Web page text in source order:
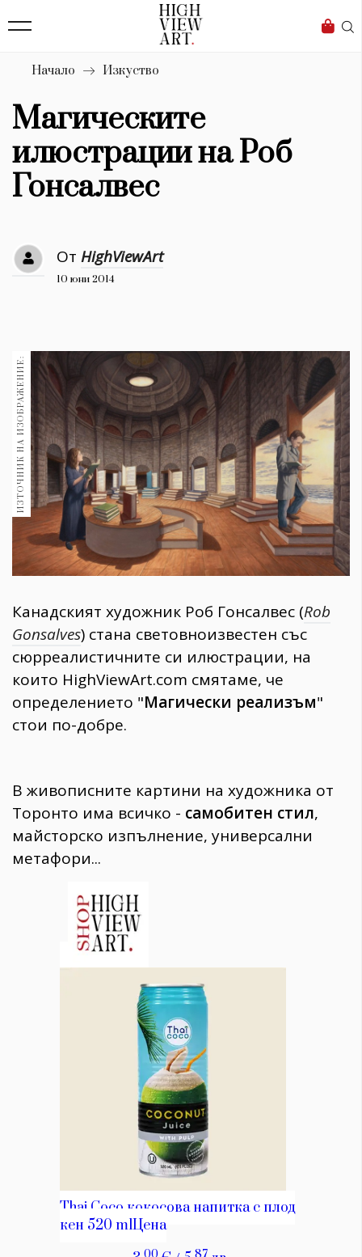
Бизнес
Мода
Dialogue
Изкуство
4339
Дизайн
Книги
30+
Гурме 1709
Пътувай
237
Здраве 389
Gentlemen
382
Wellness
ПОСЛЕДВАЙТЕ
НИ
Начало Изкуство
Магическите
илюстрации на Роб
Гонсалвес
От HighViewArt
10 юни 2014
ИЗТОЧНИК НА ИЗОБРАЖЕНИЕ:
Канадският художник Роб Гонсалвес (Rob
Gonsalves) стана световноизвестен със
сюрреалистичните си илюстрации, на
които HighViewArt.com смятаме, че
определението "Магически реализъм"
стои по-добре.
В живописните картини на художника от
Торонто има всичко - самобитен стил,
майсторско изпълнение, универсални
метафори...